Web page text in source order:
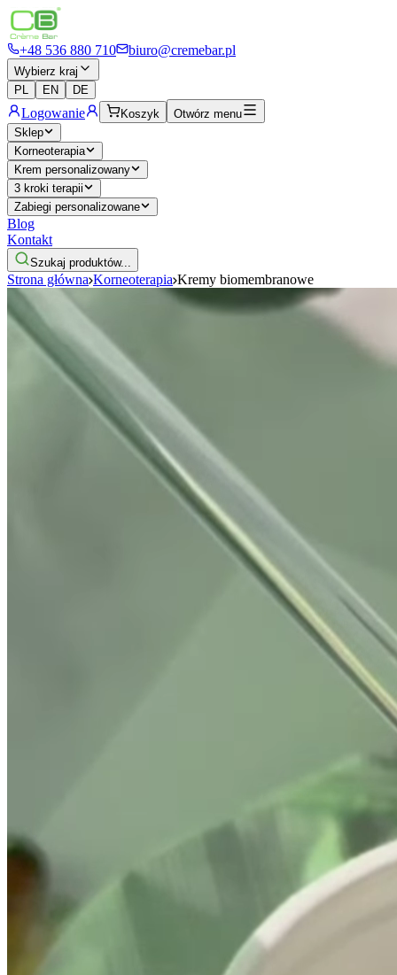
+48 536 880 710 biuro@cremebar.pl
Wybierz kraj
PL
EN DE
Logowanie Koszyk
Otwórz menu
Sklep
Korneoterapia
Krem personalizowany
3 kroki terapii
Zabiegi personalizowane
Blog
Kontakt
Szukaj produktów...
Strona główna Korneoterapia Kremy biomembranowe